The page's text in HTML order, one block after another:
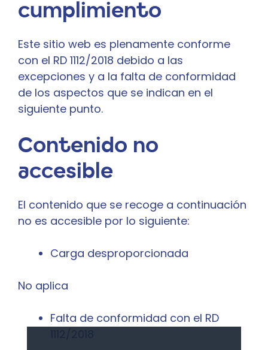
cumplimiento
Este sitio web es plenamente conforme
con el RD 1112/2018 debido a las
excepciones y a la falta de conformidad
de los aspectos que se indican en el
siguiente punto.
Contenido no
accesible
El contenido que se recoge a continuación
no es accesible por lo siguiente:
Carga desproporcionada
No aplica
Falta de conformidad con el RD